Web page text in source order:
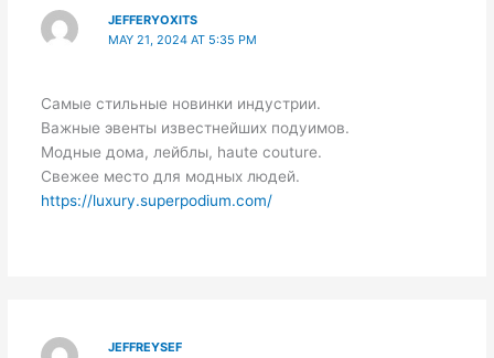
JEFFERYOXITS
MAY 21, 2024 AT 5:35 PM
Самые стильные новинки индустрии.
Важные эвенты известнейших подуимов.
Модные дома, лейблы, haute couture.
Свежее место для модных людей.
https://luxury.superpodium.com/
JEFFREYSEF